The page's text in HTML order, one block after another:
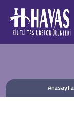
Anasayfa